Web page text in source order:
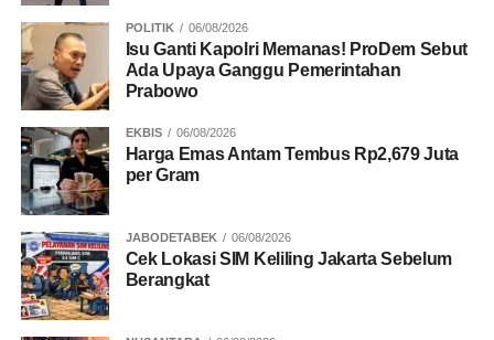
POLITIK 06/08/2026
Isu Ganti Kapolri Memanas! ProDem Sebut
Ada Upaya Ganggu Pemerintahan
Prabowo
EKBIS 06/08/2026
Harga Emas Antam Tembus Rp2,679 Juta
per Gram
JABODETABEK 06/08/2026
Cek Lokasi SIM Keliling Jakarta Sebelum
Berangkat